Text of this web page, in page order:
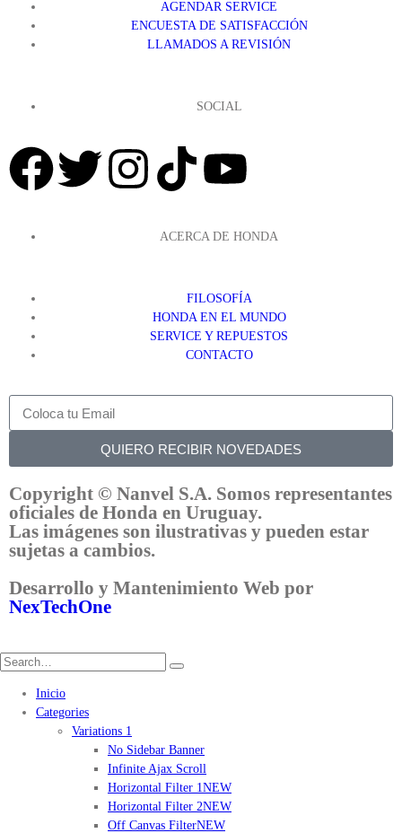
AGENDAR SERVICE
ENCUESTA DE SATISFACCIÓN
LLAMADOS A REVISIÓN
SOCIAL
ACERCA DE HONDA
FILOSOFÍA
HONDA EN EL MUNDO
SERVICE Y REPUESTOS
CONTACTO
QUIERO RECIBIR NOVEDADES
Copyright © Nanvel S.A. Somos representantes
oficiales de Honda en Uruguay.
Las imágenes son ilustrativas y pueden estar
sujetas a cambios.
Desarrollo y Mantenimiento Web por
NexTechOne
Inicio
Categories
Variations 1
No Sidebar Banner
Infinite Ajax Scroll
Horizontal Filter 1NEW
Horizontal Filter 2NEW
Off Canvas FilterNEW